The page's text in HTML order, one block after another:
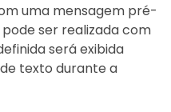
uma mensagem pré-
ser realizada com
será exibida
texto durante a